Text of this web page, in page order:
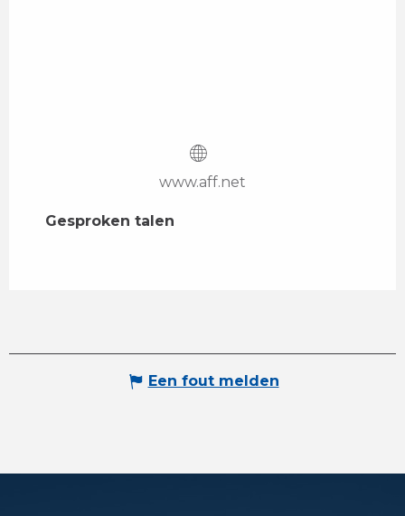
www.aff.net
Gesproken talen
Gesproken talen
Een fout melden